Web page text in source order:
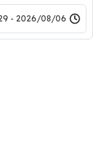
2026/08/06 - 01:29